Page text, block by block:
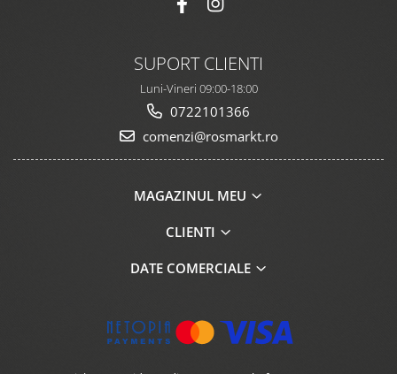
SUPORT CLIENTI
Luni-Vineri 09:00-18:00
0722101366
comenzi@rosmarkt.ro
MAGAZINUL MEU
CLIENTI
DATE COMERCIALE